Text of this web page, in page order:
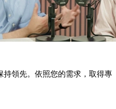
持領先。依照您的需求，取得專